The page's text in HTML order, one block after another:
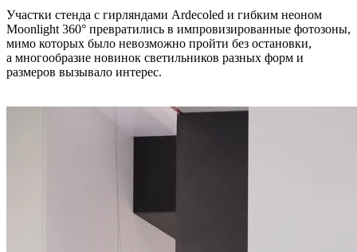
Участки стенда с гирляндами Ardecoled и гибким неоном
Moonlight 360° превратились в импровизированные фотозоны,
мимо которых было невозможно пройти без остановки,
а многообразие новинок светильников разных форм и
размеров вызывало интерес.